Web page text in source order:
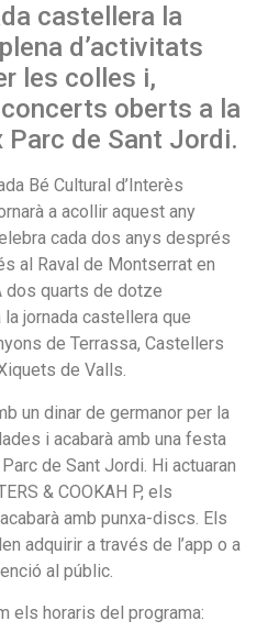
castellera la
d’activitats
les colles i,
oberts a la
de Sant Jordi.
Bé Cultural d’Interès
a acollir aquest any
cada dos anys després
al Raval de Montserrat en
dos quarts de dotze
jornada castellera que
de Terrassa, Castellers
de Valls.
un dinar de germanor per la
i acabarà amb una festa
de Sant Jordi. Hi actuaran
& COOKAH P, els
amb punxa-discs. Els
adquirir a través de l’app o a
al públic.
els horaris del programa: